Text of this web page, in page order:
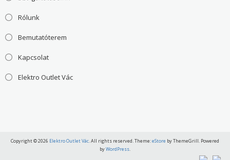
Rólunk
Bemutatóterem
Kapcsolat
Elektro Outlet Vác
Copyright © 2026 Elektro Outlet Vác. All rights reserved. Theme:eStore by ThemeGrill. Powered
byWordPress.